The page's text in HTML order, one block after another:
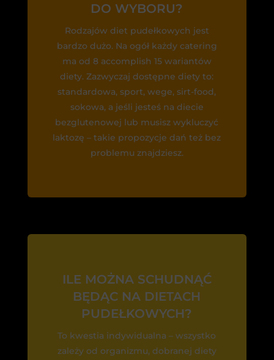
DO WYBORU?
Rodzajów diet pudełkowych jest
bardzo dużo. Na ogół każdy catering
ma od 8 accomplish 15 wariantów
diety. Zazwyczaj dostępne diety to:
standardowa, sport, wege, sirt-food,
sokowa, a jeśli jesteś na diecie
bezglutenowej lub musisz wykluczyć
laktozę – takie propozycje dań też bez
problemu znajdziesz.
ILE MOŻNA SCHUDNĄĆ
BĘDĄC NA DIETACH
PUDEŁKOWYCH?
To kwestia indywidualna – wszystko
zależy od organizmu, dobranej diety